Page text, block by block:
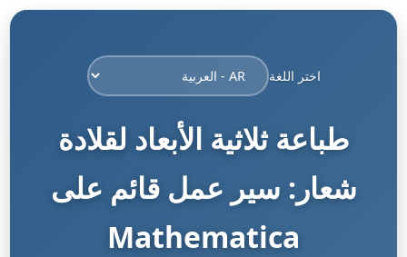
اختر اللغة
طباعة ثلاثية الأبعاد لقلادة
شعار: سير عمل قائم على
Mathematica